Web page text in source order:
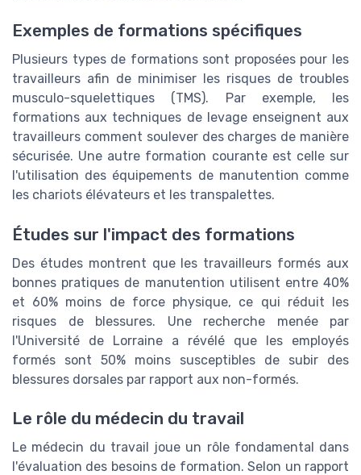
Exemples de formations spécifiques
Plusieurs types de formations sont proposées pour les
travailleurs afin de minimiser les risques de troubles
musculo-squelettiques (TMS). Par exemple, les
formations aux techniques de levage enseignent aux
travailleurs comment soulever des charges de manière
sécurisée. Une autre formation courante est celle sur
l'utilisation des équipements de manutention comme
les chariots élévateurs et les transpalettes.
Études sur l'impact des formations
Des études montrent que les travailleurs formés aux
bonnes pratiques de manutention utilisent entre 40%
et 60% moins de force physique, ce qui réduit les
risques de blessures. Une recherche menée par
l'Université de Lorraine a révélé que les employés
formés sont 50% moins susceptibles de subir des
blessures dorsales par rapport aux non-formés.
Le rôle du médecin du travail
Le médecin du travail joue un rôle fondamental dans
l'évaluation des besoins de formation. Selon un rapport